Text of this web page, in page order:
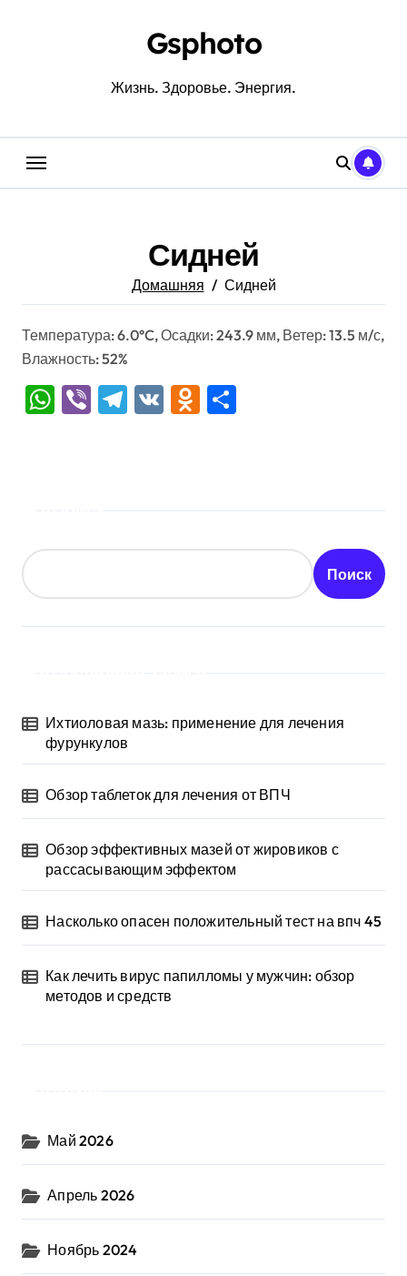
Gsphoto
Жизнь. Здоровье. Энергия.
Сидней
Домашняя Сидней
Температура: 6.0°C, Осадки: 243.9 мм, Ветер: 13.5 м/с,
Влажность: 52%
WhatsApp
ViberTelegram
VK Odnoklassniki
Поиск
Ихтиоловая мазь: применение для лечения
фурункулов
Обзор таблеток для лечения от ВПЧ
Обзор эффективных мазей от жировиков с
рассасывающим эффектом
Насколько опасен положительный тест на впч 45
Как лечить вирус папилломы у мужчин: обзор
методов и средств
Май 2026
Апрель 2026
Ноябрь 2024